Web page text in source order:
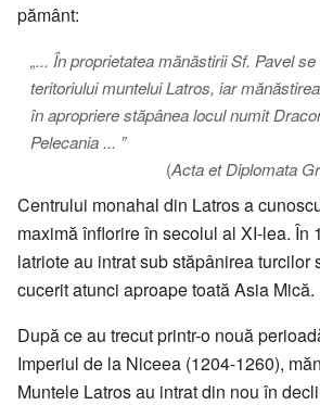
pământ:
„... În proprietatea mănăstirii Sf. Pavel
teritoriului muntelui Latros, iar
în apropriere stăpânea locul numit
Pelecania ... ”
(Acta et Diplomata
Centrului monahal din Latros a
maximă înflorire în secolul al XI-lea. În
latriote au intrat sub stăpânirea turcilor
cucerit atunci aproape toată Asia Mică.
După ce au trecut printr-o nouă
Imperiul de la Niceea (1204-1260),
Muntele Latros au intrat din nou în